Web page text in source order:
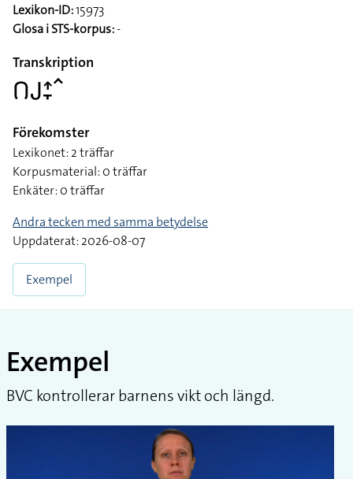
Lexikon-ID:15973
Glosa i STS-korpus:-
Transkription
􌤂􌤢􌤴􌥙􌥦
Förekomster
Lexikonet: 2 träffar
Korpusmaterial: 0 träffar
Enkäter: 0 träffar
Andra tecken med samma betydelse
Uppdaterat: 2026-08-07
Exempel
Exempel
BVC kontrollerar barnens vikt och längd.